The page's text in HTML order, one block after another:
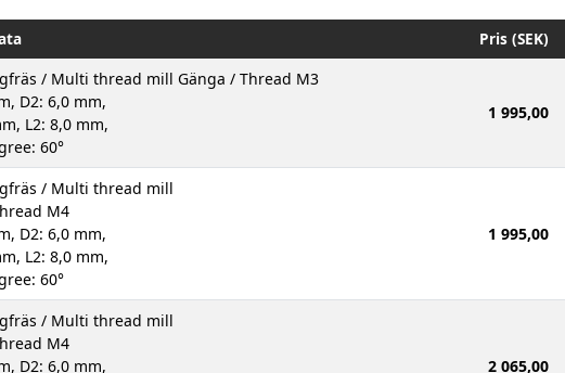
Pris (SEK)
/ Multi thread mill Gänga / Thread M3
D2: 6,0 mm,
L2: 8,0 mm,
60°
1 995,00
/ Multi thread mill
M4
D2: 6,0 mm,
L2: 8,0 mm,
60°
1 995,00
/ Multi thread mill
M4
D2: 6,0 mm,
2 065,00